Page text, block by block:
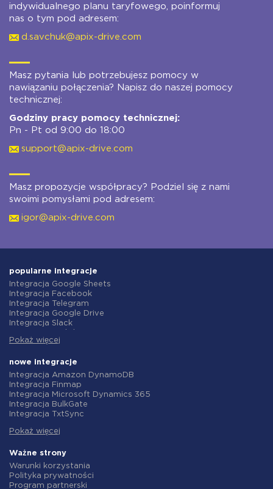
indywidualnego planu taryfowego, poinformuj
nas o tym pod adresem:
d.savchuk@apix-drive.com
Masz pytania lub potrzebujesz pomocy w
nawiązaniu połączenia? Napisz do naszej pomocy
technicznej:
Godziny pracy pomocy technicznej:
Pn - Pt od 9:00 do 18:00
support@apix-drive.com
Masz propozycje współpracy? Podziel się z nami
swoimi pomysłami pod adresem:
igor@apix-drive.com
popularne integracje
Integracja Google Sheets
Integracja Facebook
Integracja Telegram
Integracja Google Drive
Integracja Slack
Integracja Gmail
Integracja ClickUp
Integracja Airtable
Integracja Google Contacts
Integracja OpenAI (ChatGPT)
Integracja Instagram
Integracja ActiveCampaign
Integracja Salesforce CRM
Integracja Notion
Integracja AWeber
Integracja Asana
Pokaż więcej
nowe integracje
Integracja Amazon DynamoDB
Integracja Finmap
Integracja Microsoft Dynamics 365
Integracja BulkGate
Integracja TxtSync
Integracja Corezoid
Integracja Instasent
Integracja AtomPark
Integracja TXTImpact
Integracja Campaign Monitor
Pokaż więcej
Ważne strony
Warunki korzystania
Polityka prywatności
Program partnerski